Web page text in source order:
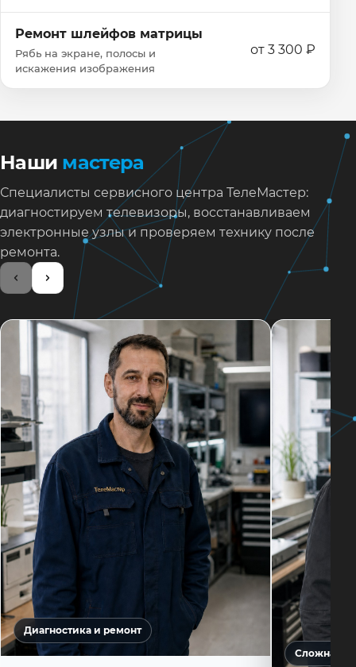
Ремонт шлейфов матрицы
Рябь на экране, полосы и
искажения изображения
от 3 300 ₽
Наши мастера
Специалисты сервисного центра ТелеМастер:
диагностируем телевизоры, восстанавливаем
электронные узлы и проверяем технику после
ремонта.
Диагностика и ремонт
Сложная